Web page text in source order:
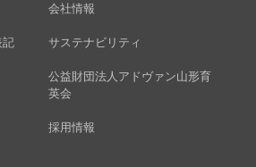
記
会社情報
サステナビリティ
公益財団法人アドヴァン山形育
英会
採用情報